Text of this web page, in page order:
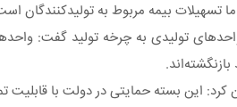
تسهیلات بیمه مربوط به تولیدکنندگان
تولیدی به چرخه تولید گفت:
این بسته حمایتی در دولت با